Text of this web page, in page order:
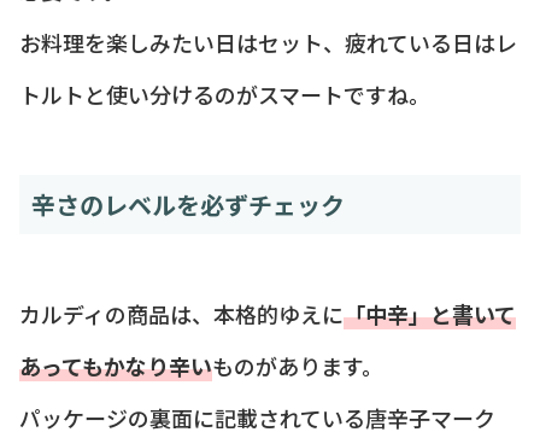
お料理を楽しみたい日はセット、疲れている日はレ
トルトと使い分けるのがスマートですね。
辛さのレベルを必ずチェック
カルディの商品は、本格的ゆえに「中辛」と書いて
あってもかなり辛いものがあります。
パッケージの裏面に記載されている唐辛子マーク